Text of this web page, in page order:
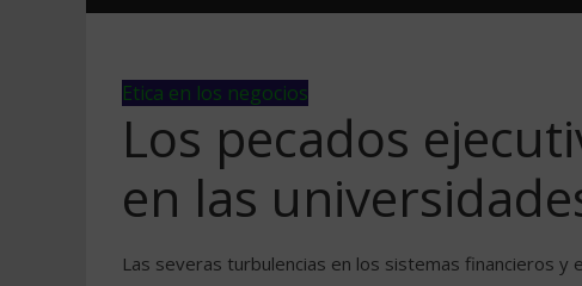
Etica en los negocios
Los pecados
en las
Las severas turbulencias en los sistemas financieros